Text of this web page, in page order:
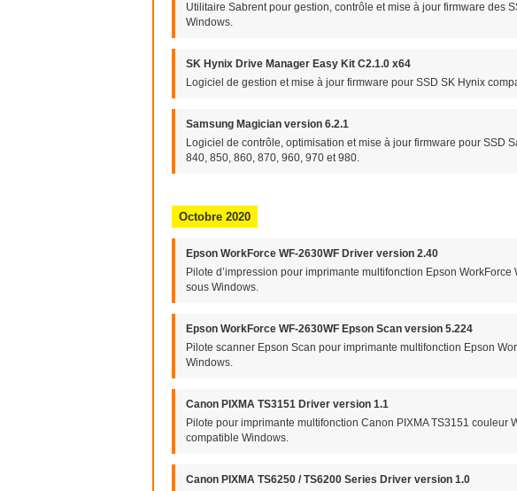
Utilitaire Sabrent pour gestion, contrôle et mise à jour firmware des
Windows.
SK Hynix Drive Manager Easy Kit C2.1.0 x64
Logiciel de gestion et mise à jour firmware pour SSD SK Hynix
Samsung Magician version 6.2.1
Logiciel de contrôle, optimisation et mise à jour firmware pour SSD
840, 850, 860, 870, 960, 970 et 980.
Octobre 2020
Epson WorkForce WF-2630WF Driver version 2.40
Pilote d’impression pour imprimante multifonction Epson WorkForce
sous Windows.
Epson WorkForce WF-2630WF Epson Scan version 5.224
Pilote scanner Epson Scan pour imprimante multifonction Epson
Windows.
Canon PIXMA TS3151 Driver version 1.1
Pilote pour imprimante multifonction Canon PIXMA TS3151 couleur
compatible Windows.
Canon PIXMA TS6250 / TS6200 Series Driver version 1.0